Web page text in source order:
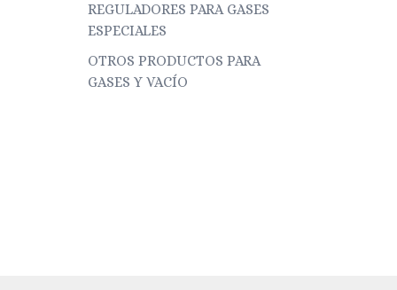
REGULADORES PARA GASES
ESPECIALES
OTROS PRODUCTOS PARA
GASES Y VACÍO